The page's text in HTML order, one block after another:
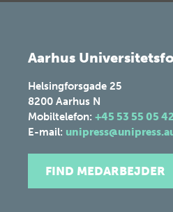
Aarhus
Helsingforsgade 25
8200 Aarhus N
Mobiltelefon: +45 53 55 05
E-mail:
FIND MEDARBEJDER